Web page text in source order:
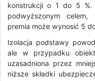
konstrukcji o 1 do 5 %.
podwyższonym
premia może wynosić 5
Izolacja podstawy
ale w przypadku
uzasadniona przez
niższe składki